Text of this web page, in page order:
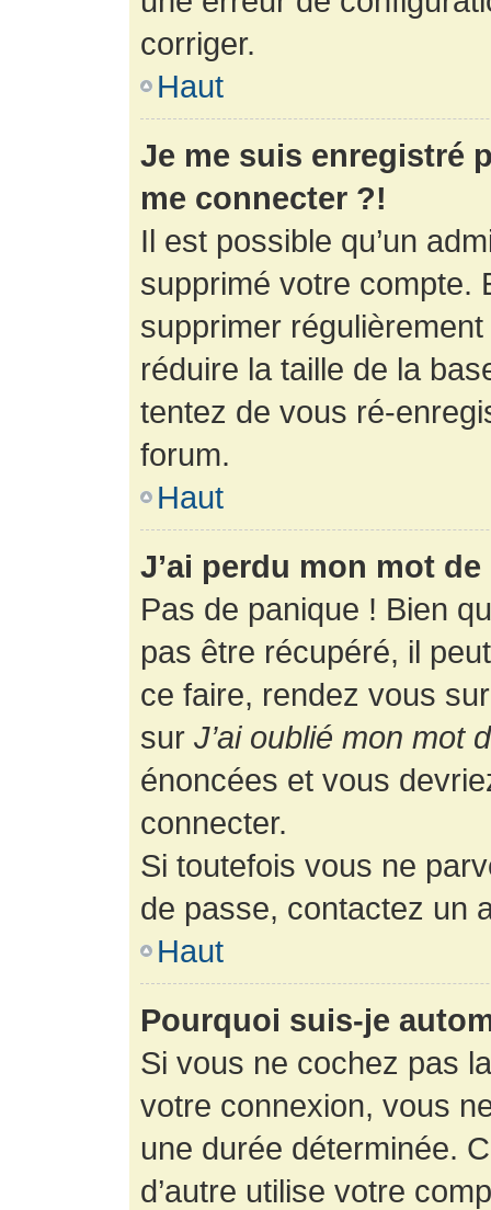
corriger.
Haut
Je me suis enregistré
me connecter ?!
Il est possible qu’un
supprimé votre compte.
supprimer
réduire la taille de la
tentez de vous ré-
forum.
Haut
J’ai perdu mon mot
Pas de panique ! Bien
pas être récupéré, il
ce faire, rendez vous
sur J’ai oublié mon mot
énoncées et vous
connecter.
Si toutefois vous ne
de passe, contactez un
Haut
Pourquoi suis-je
Si vous ne cochez pas
votre connexion, vous
une durée déterminée.
d’autre utilise votre